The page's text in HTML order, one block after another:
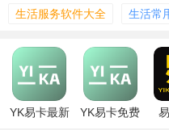
【易卡通功能】
1. 动画观看：提供海量高
子在趣味中增长知识。
生活服务软件大全 生活常
YK易卡最新
YK易卡免费